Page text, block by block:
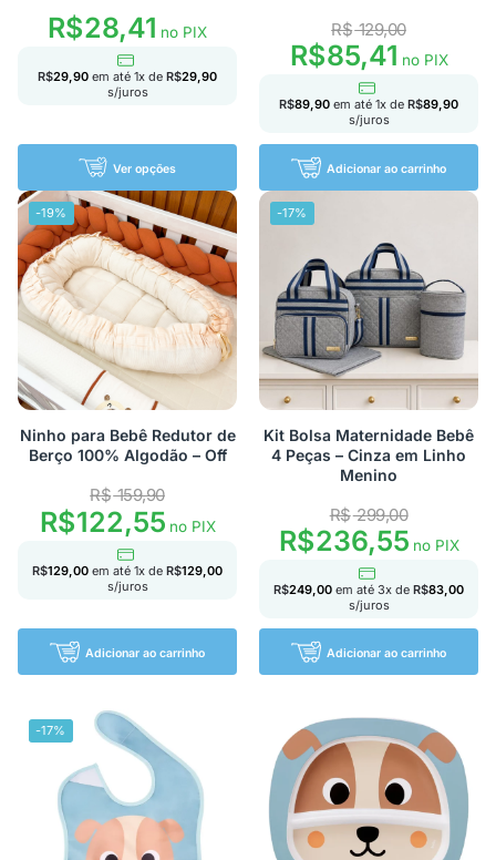
R$28,41 no PIX
R$29,90 em até 1x de R$29,90
s/juros
Ver opções
R$129,00
R$85,41 no PIX
R$89,90 em até 1x de R$89,90
s/juros
Adicionar ao carrinho
-19%
Ninho para Bebê Redutor de
Berço 100% Algodão – Off
R$159,90
R$122,55no PIX
R$129,00 em até 1x de R$129,00
s/juros
Adicionar ao carrinho
-17%
Kit Bolsa Maternidade Bebê
4 Peças – Cinza em Linho
Menino
R$299,00
R$236,55no PIX
R$249,00 em até 3x de R$83,00
s/juros
Adicionar ao carrinho
-17%